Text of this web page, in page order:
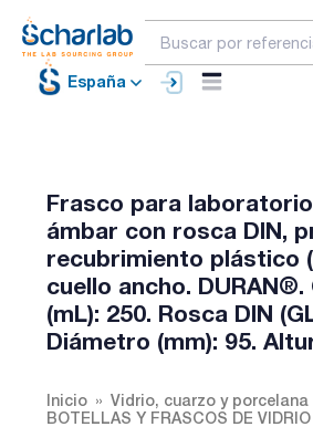
España
Frasco para
ámbar con rosca DIN,
recubrimiento plástico
cuello ancho. DURAN®.
(mL): 250. Rosca DIN
Diámetro (mm): 95.
Inicio
Vidrio, cuarzo y porcelana
BOTELLAS Y FRASCOS DE VIDRIO